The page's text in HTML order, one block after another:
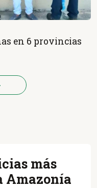
en 6 provincias
más
Amazonía